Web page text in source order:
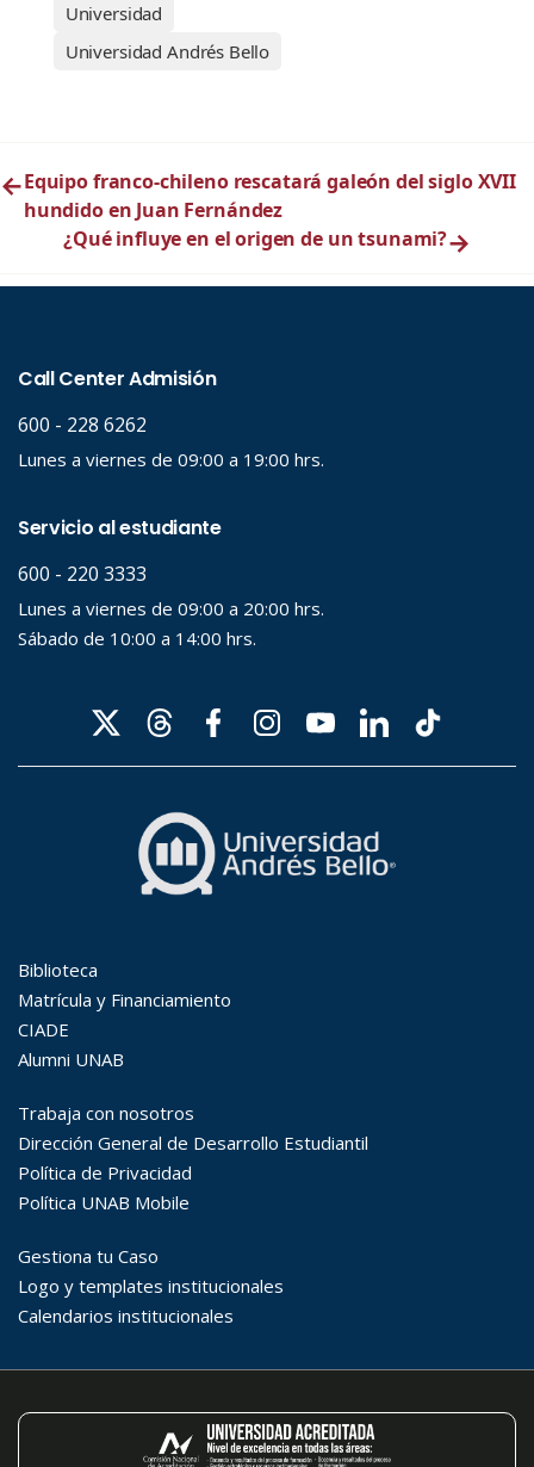
Universidad
Universidad Andrés Bello
←Equipo franco-chileno rescatará galeón del siglo XVII
hundido en Juan Fernández
¿Qué influye en el origen de un tsunami?→